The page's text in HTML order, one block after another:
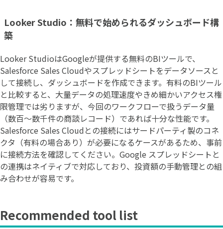
Looker Studio：無料で始められるダッシュボード構
築
Looker StudioはGoogleが提供する無料のBIツールで、
Salesforce Sales Cloudやスプレッドシートをデータソースと
して接続し、ダッシュボードを作成できます。有料のBIツール
と比較すると、大量データの処理速度やきめ細かいアクセス権
限管理では劣りますが、今回のワークフローで扱うデータ量
（数百〜数千件の商談レコード）であれば十分な性能です。
Salesforce Sales Cloudとの接続にはサードパーティ製のコネ
クタ（有料の場合あり）が必要になるケースがあるため、事前
に接続方法を確認してください。Google スプレッドシートと
の連携はネイティブで対応しており、投資額の手動管理との組
み合わせが容易です。
Recommended tool list